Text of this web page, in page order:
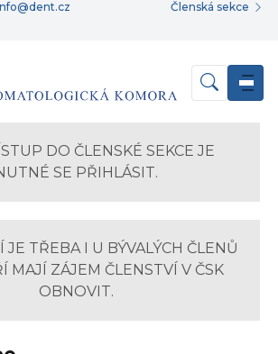
Členská sekce
DO ČLENSKÉ SEKCE JE
SE PŘIHLÁSIT.
JE TŘEBA I U BÝVALÝCH ČLENŮ
MAJÍ ZÁJEM ČLENSTVÍ V ČSK
OBNOVIT.